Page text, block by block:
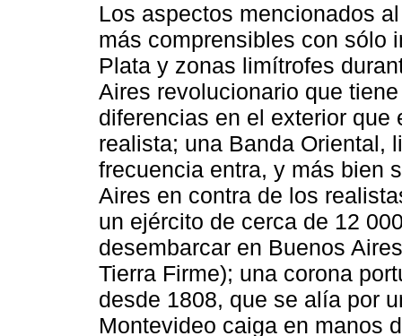
Los aspectos mencionados
más comprensibles con sólo
Plata y zonas limítrofes
Aires revolucionario que
diferencias en el exterior
realista; una Banda Oriental,
frecuencia entra, y más bien
Aires en contra de los
un ejército de cerca de 12
desembarcar en Buenos
Tierra Firme); una corona
desde 1808, que se alía por
Montevideo caiga en manos